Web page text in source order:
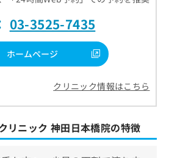
03-3525-7435
ホームページ
クリニック情報はこちら
リニック 神田日本橋院の特徴